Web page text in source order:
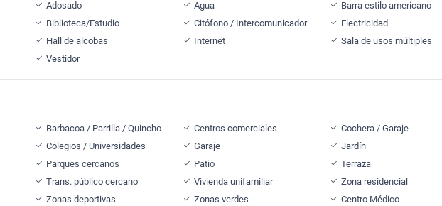
Adosado
Agua
Barra estilo americano
Biblioteca/Estudio
Citófono / Intercomunicador
Electricidad
Hall de alcobas
Internet
Sala de usos múltiples
Vestidor
Barbacoa / Parrilla / Quincho Centros comerciales
Cochera / Garaje
Colegios / Universidades
Garaje
Jardín
Parques cercanos
Patio
Terraza
Trans. público cercano
Vivienda unifamiliar
Zona residencial
Zonas deportivas
Zonas verdes
Centro Médico